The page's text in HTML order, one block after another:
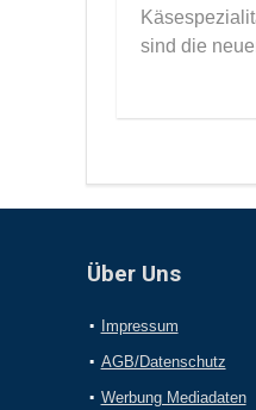
sind die
Über Uns
Impressum
AGB/Datenschutz
Werbung Mediadaten